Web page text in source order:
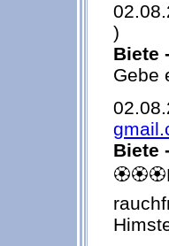
)
Biete
Gebe
Biete